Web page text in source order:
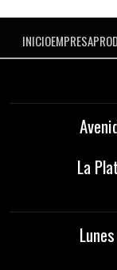
INICIOEMPRESA
La